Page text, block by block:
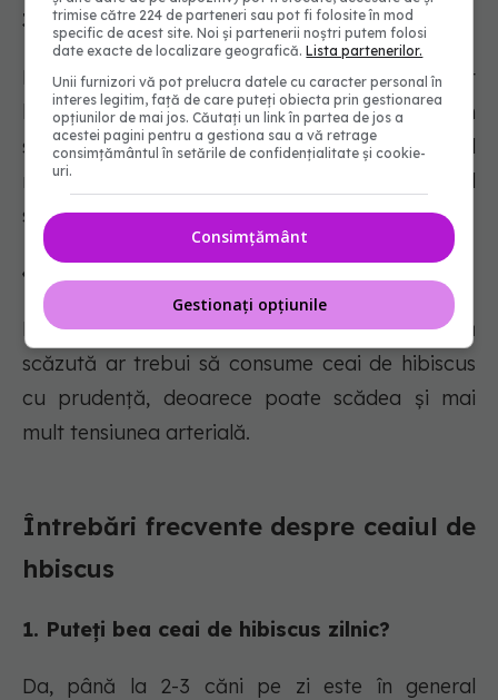
3. Efecte asupra ficatului
Dozele mari de extract de hibiscus au fost
legate de creșterea enzimelor hepatice în
studiile pe animale. Cu toate acestea, consumul
moderat de ceai de hibiscus este puțin probabil
să prezinte un risc.
4. Tensiune arterială scăzută
Persoanele predispuse la tensiune arterială
scăzută ar trebui să consume ceai de hibiscus
cu prudență, deoarece poate scădea și mai
mult tensiunea arterială.
Întrebări frecvente despre ceaiul de
hbiscus
1. Puteți bea ceai de hibiscus zilnic?
Da, până la 2-3 căni pe zi este în general
trimise către 224 de parteneri sau pot fi folosite în mod
specific de acest site. Noi și partenerii noștri putem folosi
date exacte de localizare geografică.Lista partenerilor.
Unii furnizori vă pot prelucra datele cu caracter personal în
interes legitim, față de care puteți obiecta prin gestionarea
opțiunilor de mai jos. Căutați un link în partea de jos a
acestei pagini pentru a gestiona sau a vă retrage
consimțământul în setările de confidențialitate și cookie-
uri.
Consimțământ
Gestionați opțiunile